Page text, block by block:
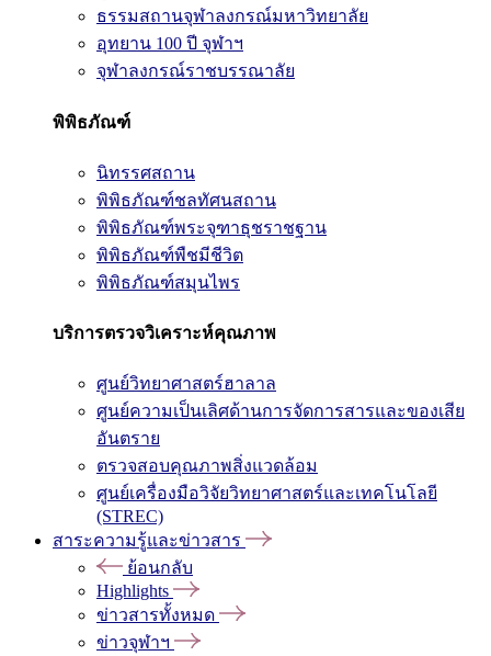
ธรรมสถานจุฬาลงกรณ์มหาวิทยาลัย
อุทยาน 100 ปี จุฬาฯ
จุฬาลงกรณ์ราชบรรณาลัย
พิพิธภัณฑ์
นิทรรศสถาน
พิพิธภัณฑ์ชลทัศนสถาน
พิพิธภัณฑ์พระจุฑาธุชราชฐาน
พิพิธภัณฑ์พืชมีชีวิต
พิพิธภัณฑ์สมุนไพร
บริการตรวจวิเคราะห์คุณภาพ
ศูนย์วิทยาศาสตร์ฮาลาล
ศูนย์ความเป็นเลิศด้านการจัดการสารและของเสีย
อันตราย
ตรวจสอบคุณภาพสิ่งแวดล้อม
ศูนย์เครื่องมือวิจัยวิทยาศาสตร์และเทคโนโลยี
(STREC)
สาระความรู้และข่าวสาร
ย้อนกลับ
Highlights
ข่าวสารทั้งหมด
ข่าวจุฬาฯ